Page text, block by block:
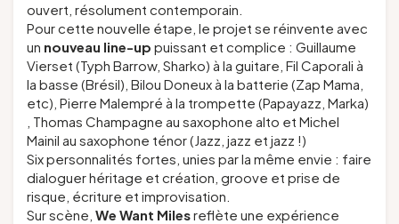
ouvert, résolument contemporain.
Pour cette nouvelle étape, le projet se réinvente avec
un nouveau line-up puissant et complice : Guillaume
Vierset (Typh Barrow, Sharko) à la guitare, Fil Caporali à
la basse (Brésil), Bilou Doneux à la batterie (Zap Mama,
etc), Pierre Malempré à la trompette (Papayazz, Marka)
, Thomas Champagne au saxophone alto et Michel
Mainil au saxophone ténor (Jazz, jazz et jazz !)
Six personnalités fortes, unies par la même envie : faire
dialoguer héritage et création, groove et prise de
risque, écriture et improvisation.
Sur scène, We Want Milesreflète une expérience